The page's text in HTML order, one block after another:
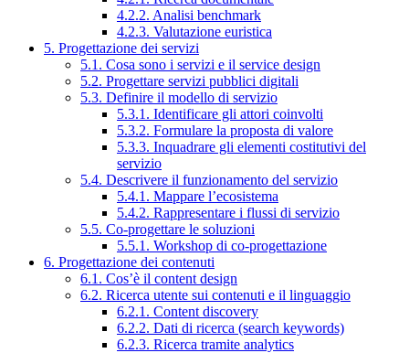
4.2.2. Analisi benchmark
4.2.3. Valutazione euristica
5. Progettazione dei servizi
5.1. Cosa sono i servizi e il service design
5.2. Progettare servizi pubblici digitali
5.3. Definire il modello di servizio
5.3.1. Identificare gli attori coinvolti
5.3.2. Formulare la proposta di valore
5.3.3. Inquadrare gli elementi costitutivi del
servizio
5.4. Descrivere il funzionamento del servizio
5.4.1. Mappare l’ecosistema
5.4.2. Rappresentare i flussi di servizio
5.5. Co-progettare le soluzioni
5.5.1. Workshop di co-progettazione
6. Progettazione dei contenuti
6.1. Cos’è il content design
6.2. Ricerca utente sui contenuti e il linguaggio
6.2.1. Content discovery
6.2.2. Dati di ricerca (search keywords)
6.2.3. Ricerca tramite analytics